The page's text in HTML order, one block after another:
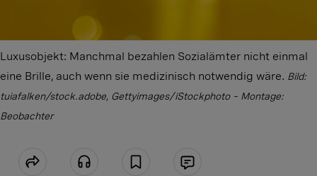
Luxusobjekt: Manchmal bezahlen Sozialämter nicht einmal
eine Brille, auch wenn sie medizinisch notwendig wäre. Bild:
tuiafalken/stock.adobe, Gettyimages/iStockphoto – Montage:
Beobachter